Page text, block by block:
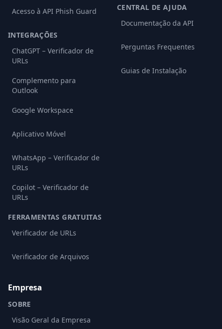
Acesso à API Phish Guard
INTEGRAÇÕES
ChatGPT – Verificador de
URLs
Complemento para
Outlook
Google Workspace
Aplicativo Móvel
WhatsApp – Verificador de
URLs
Copilot – Verificador de
URLs
FERRAMENTAS GRATUITAS
Verificador de URLs
Verificador de Arquivos
CENTRAL DE AJUDA
Documentação da API
Perguntas Frequentes
Guias de Instalação
Empresa
SOBRE
Visão Geral da Empresa